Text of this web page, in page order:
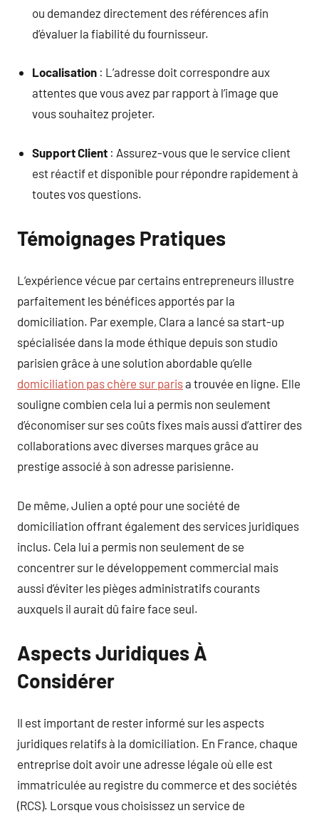
ou demandez directement des références afin
d’évaluer la fiabilité du fournisseur.
Localisation : L’adresse doit correspondre aux
attentes que vous avez par rapport à l’image que
vous souhaitez projeter.
Support Client : Assurez-vous que le service client
est réactif et disponible pour répondre rapidement à
toutes vos questions.
Témoignages Pratiques
L’expérience vécue par certains entrepreneurs illustre
parfaitement les bénéfices apportés par la
domiciliation. Par exemple, Clara a lancé sa start-up
spécialisée dans la mode éthique depuis son studio
parisien grâce à une solution abordable qu’elle
domiciliation pas chère sur parisa trouvée en ligne. Elle
souligne combien cela lui a permis non seulement
d’économiser sur ses coûts fixes mais aussi d’attirer des
collaborations avec diverses marques grâce au
prestige associé à son adresse parisienne.
De même, Julien a opté pour une société de
domiciliation offrant également des services juridiques
inclus. Cela lui a permis non seulement de se
concentrer sur le développement commercial mais
aussi d’éviter les pièges administratifs courants
auxquels il aurait dû faire face seul.
Aspects Juridiques À
Considérer
Il est important de rester informé sur les aspects
juridiques relatifs à la domiciliation. En France, chaque
entreprise doit avoir une adresse légale où elle est
immatriculée au registre du commerce et des sociétés
(RCS). Lorsque vous choisissez un service de